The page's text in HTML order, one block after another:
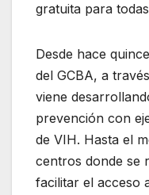
gratuita para
Desde hace
del GCBA, a
viene
prevención con
de VIH. Hasta el
centros donde se
facilitar el acceso